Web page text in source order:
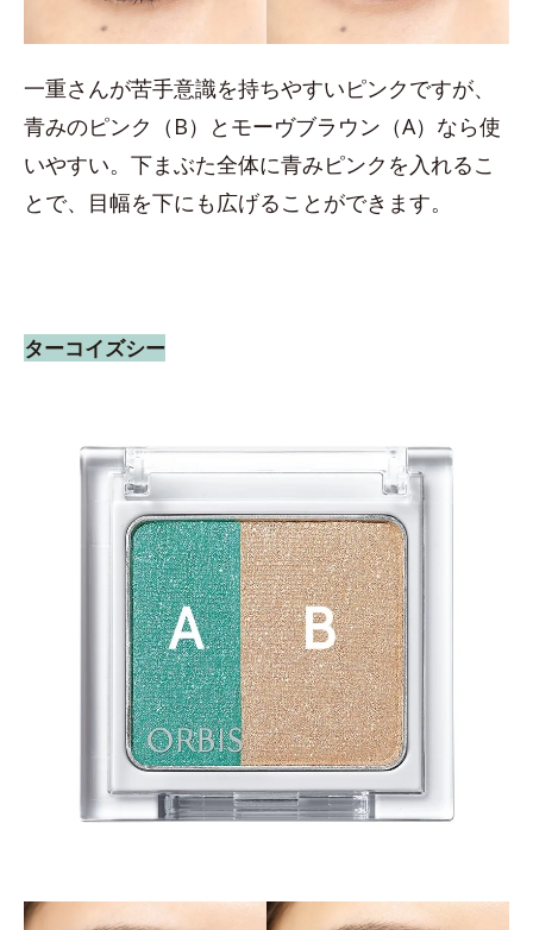
一重さんが苦手意識を持ちやすいピンクですが、
青みのピンク（B）とモーヴブラウン（A）なら使
いやすい。下まぶた全体に青みピンクを入れるこ
とで、目幅を下にも広げることができます。
ターコイズシー